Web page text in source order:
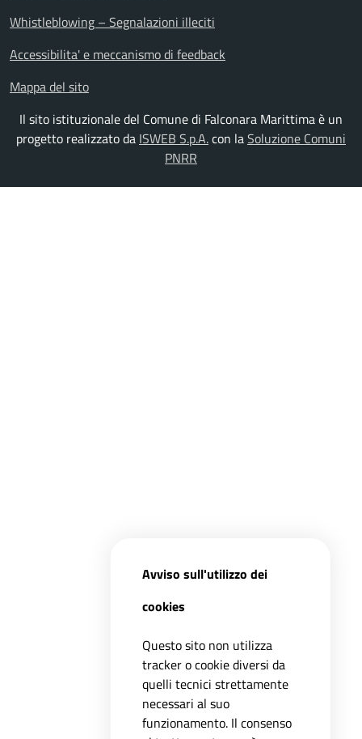
Whistleblowing – Segnalazioni illeciti
Accessibilita' e meccanismo di feedback
Mappa del sito
Il sito istituzionale del Comune di Falconara Marittima è un
progetto realizzato da ISWEB S.p.A.con laSoluzione Comuni
PNRR
Avviso sull'utilizzo dei
cookies
Questo sito non utilizza
tracker o cookie diversi da
quelli tecnici strettamente
necessari al suo
funzionamento. Il consenso